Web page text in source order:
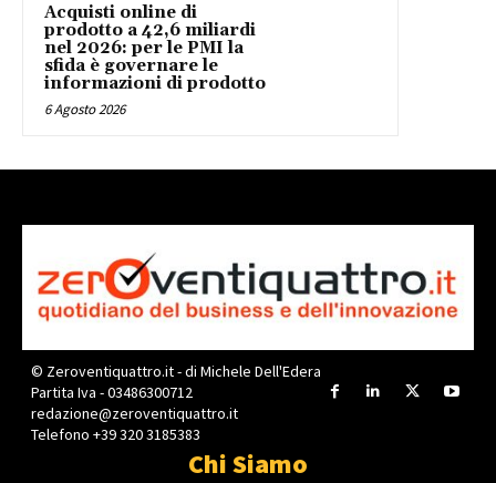
Acquisti online di
prodotto a 42,6 miliardi
nel 2026: per le PMI la
sfida è governare le
informazioni di prodotto
6 Agosto 2026
© Zeroventiquattro.it - di Michele Dell'Edera
Partita Iva - 03486300712
redazione@zeroventiquattro.it
Telefono +39 320 3185383
Chi Siamo